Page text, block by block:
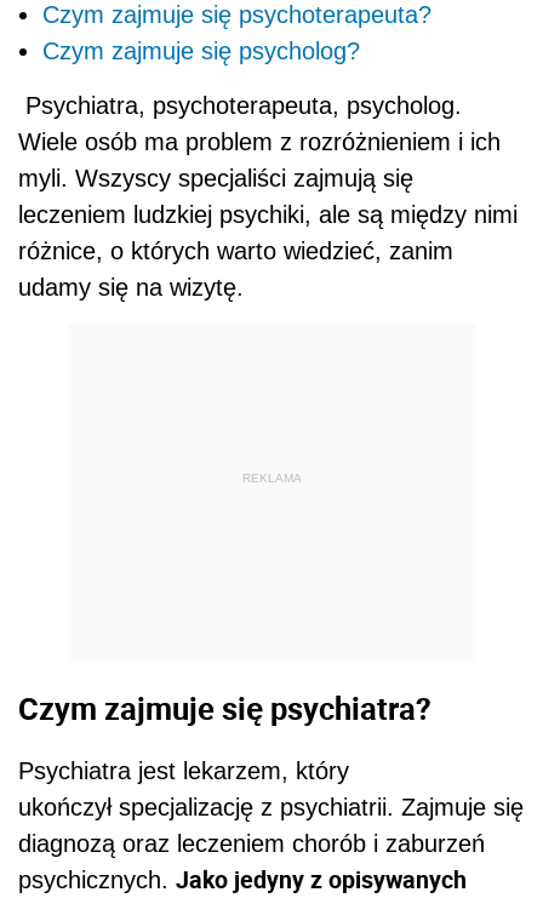
Czym zajmuje się psychoterapeuta?
Czym zajmuje się psycholog?
Psychiatra, psychoterapeuta, psycholog.
Wiele osób ma problem z rozróżnieniem i ich
myli. Wszyscy specjaliści zajmują się
leczeniem ludzkiej psychiki, ale są między nimi
różnice, o których warto wiedzieć, zanim
udamy się na wizytę.
REKLAMA
Czym zajmuje się psychiatra?
Psychiatra jest lekarzem, który
ukończył specjalizację z psychiatrii. Zajmuje się
diagnozą oraz leczeniem chorób i zaburzeń
psychicznych. Jako jedyny z opisywanych